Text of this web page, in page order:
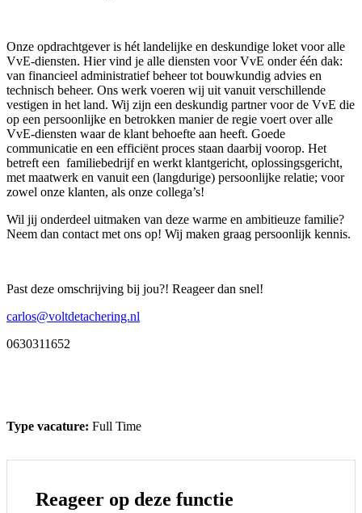
Onze opdrachtgever is hét landelijke en deskundige loket voor alle
VvE-diensten. Hier vind je alle diensten voor VvE onder één dak:
van financieel administratief beheer tot bouwkundig advies en
technisch beheer. Ons werk voeren wij uit vanuit verschillende
vestigen in het land. Wij zijn een deskundig partner voor de VvE die
op een persoonlijke en betrokken manier de regie voert over alle
VvE-diensten waar de klant behoefte aan heeft. Goede
communicatie en een efficiënt proces staan daarbij voorop. Het
betreft een familiebedrijf en werkt klantgericht, oplossingsgericht,
met maatwerk en vanuit een (langdurige) persoonlijke relatie; voor
zowel onze klanten, als onze collega’s!
Wil jij onderdeel uitmaken van deze warme en ambitieuze familie?
Neem dan contact met ons op! Wij maken graag persoonlijk kennis.
Past deze omschrijving bij jou?! Reageer dan snel!
carlos@voltdetachering.nl
0630311652
Type vacature: Full Time
Reageer op deze functie